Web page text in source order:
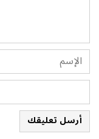
أرسل تعليقك